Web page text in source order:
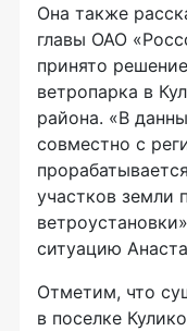
Она также
главы ОАО
принято
ветропарка в
района. «В
совместно с
участков земли
ситуацию
Отметим, что
в поселке